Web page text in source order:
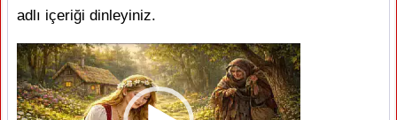
adlı içeriği dinleyiniz.
Video
oynatıcı